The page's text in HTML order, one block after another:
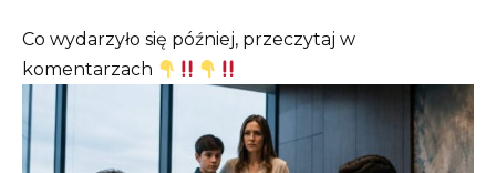
Co wydarzyło się później, przeczytaj w
komentarzach